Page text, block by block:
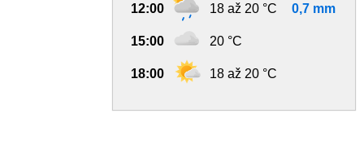
12:00 18 až 20 °C 0,7 mm
15:00 20 °C
18:00 18 až 20 °C